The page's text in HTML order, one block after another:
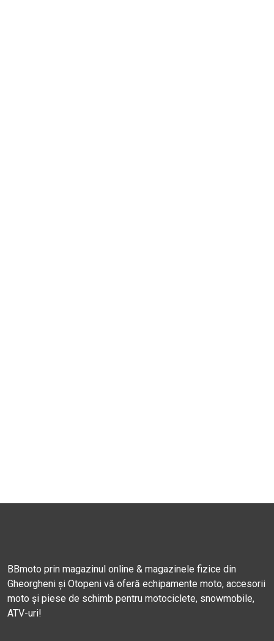
BBmoto prin magazinul online & magazinele fizice din
Gheorgheni și Otopeni vă oferă echipamente moto, accesorii
moto și piese de schimb pentru motociclete, snowmobile,
ATV-uri!